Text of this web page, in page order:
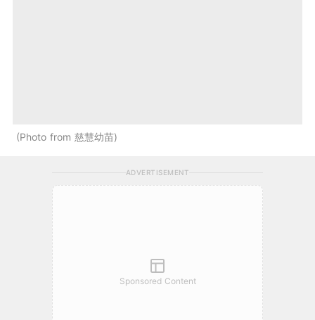
Photo from 慈慧幼苗
ADVERTISEMENT
Sponsored Content